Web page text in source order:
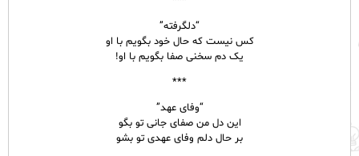
“دلگرفته”
کس نیست که حال خود بگویم با او
یک دم سخنی صفا بگویم با او!
***​
“وفای عهد”
این دل من صفای جانی تو بگو
بر حال دلم وفای عهدی تو بشو